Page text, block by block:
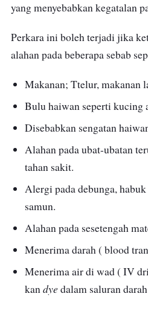
yang menyebabkan kegatalan
Perkara ini boleh terjadi jika
alahan pada beberapa sebab
Makanan; Ttelur, makanan
Bulu haiwan seperti kucing
Disebabkan sengatan
Alahan pada ubat-ubatan
tahan sakit.
Alergi pada debunga,
samun.
Alahan pada sesetengah
Menerima darah ( blood
Menerima air di wad ( IV
kandye dalam saluran